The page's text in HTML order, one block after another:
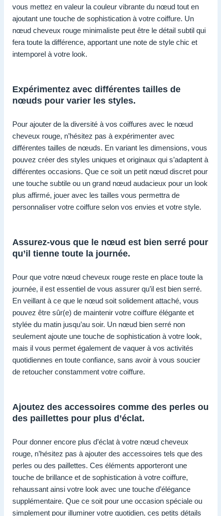
vous mettez en valeur la couleur vibrante du nœud tout en
ajoutant une touche de sophistication à votre coiffure. Un
nœud cheveux rouge minimaliste peut être le détail subtil qui
fera toute la différence, apportant une note de style chic et
intemporel à votre look.
Expérimentez avec différentes tailles de
nœuds pour varier les styles.
Pour ajouter de la diversité à vos coiffures avec le nœud
cheveux rouge, n’hésitez pas à expérimenter avec
différentes tailles de nœuds. En variant les dimensions, vous
pouvez créer des styles uniques et originaux qui s’adaptent à
différentes occasions. Que ce soit un petit nœud discret pour
une touche subtile ou un grand nœud audacieux pour un look
plus affirmé, jouer avec les tailles vous permettra de
personnaliser votre coiffure selon vos envies et votre style.
Assurez-vous que le nœud est bien serré pour
qu’il tienne toute la journée.
Pour que votre nœud cheveux rouge reste en place toute la
journée, il est essentiel de vous assurer qu’il est bien serré.
En veillant à ce que le nœud soit solidement attaché, vous
pouvez être sûr(e) de maintenir votre coiffure élégante et
stylée du matin jusqu’au soir. Un nœud bien serré non
seulement ajoute une touche de sophistication à votre look,
mais il vous permet également de vaquer à vos activités
quotidiennes en toute confiance, sans avoir à vous soucier
de retoucher constamment votre coiffure.
Ajoutez des accessoires comme des perles ou
des paillettes pour plus d’éclat.
Pour donner encore plus d’éclat à votre nœud cheveux
rouge, n’hésitez pas à ajouter des accessoires tels que des
perles ou des paillettes. Ces éléments apporteront une
touche de brillance et de sophistication à votre coiffure,
rehaussant ainsi votre look avec une touche d’élégance
supplémentaire. Que ce soit pour une occasion spéciale ou
simplement pour illuminer votre quotidien, ces petits détails